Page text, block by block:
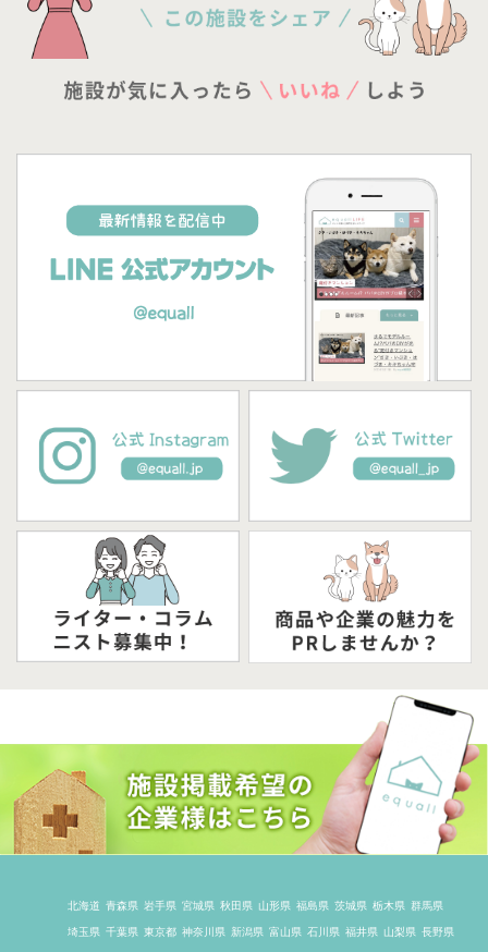
北海道 青森県 岩手県 宮城県 秋田県 山形県 福島県 茨城県 栃木県 群馬県
埼玉県 千葉県 東京都 神奈川県 新潟県 富山県 石川県 福井県 山梨県 長野県